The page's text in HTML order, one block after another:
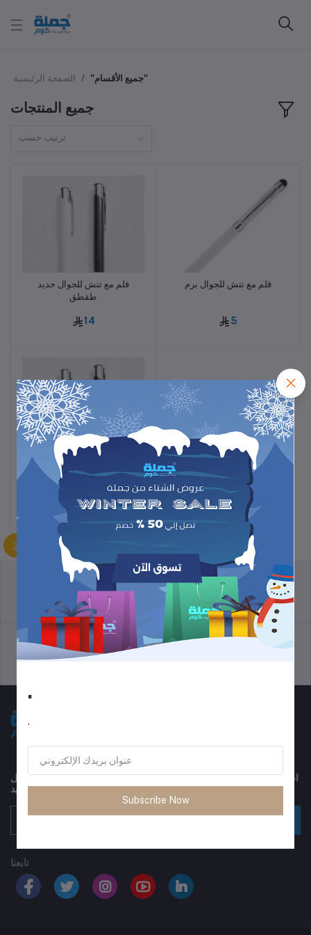
الصفحة الرئيسية "جميع الأقسام"
جميع المنتجات
ترتيب حسب
أضف للسلة
قلم مع تتش للجوال حديد
طقطق
14
أضف للسلة
قلم مع تتش للجوال برم
5
أضف للسلة
قلم مع تتش للجوال حديد
طقطق
14
الشروط والأحكام
سياسة الاسترجاع
اشترك في النشرة الإخبارية الخاصة بنا للحصول على تحديثات منتظمة حول
العروض والكوبونات والمزيد
تابعنا
.
.
Subscribe Now